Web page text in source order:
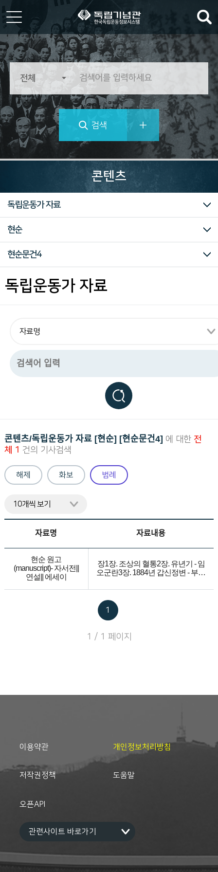
한
독
립
동
정
보
시
역
는
운
다.
검색
콘텐츠
대한민국임시정부
독립운동가 자료
마이크로필름
미주흥사단
신문자료
의병자료
재한선교사보고문건
일제강점기 피해자 명부
대한인국민회
현순
계봉우
북우계봉우자료집1
북우계봉우자료집2
김광제
김광제선생유고집
김문택
김정규
김중건
문석환
민용호
박상진
박은식
백암박은식전집5권
백암박은식전집6권
방사겸
서상렬
서재필
송병선
송종익
신채호
단재신채호전집1권
단재신채호전집2권
단재신채호전집3권
단재신채호전집4권
단재신채호전집5권
단재신채호전집6권
단재신채호전집7권
단재신채호전집8권
단재신채호전집9권
안규홍
안창호
양기탁
우강양기탁전집1권
우강양기탁전집2권
우강양기탁전집3권
우강양기탁전집4권
유자명
윤복영
윤봉춘
이강
이강훈
이관구
이동휘
이인섭
이자해
이조승
임병찬
임한주
장인환
장인환의 샌프란시스코의거 자료집Ⅰ
장인환의 샌프란시스코의거 자료집Ⅱ
전기홍
전명운
전명운의 샌프란시스코의거 자료집Ⅰ
전명운의 샌프란시스코의거 자료집Ⅱ
조창용
조희제
최두영
최재형
최재형관계자료
한길수
헐버트
현순
현순문건1
현순문건2
현순문건3
현순문건4
현순문건5
현순문건6
현순문건7
기타
현순문건4
현순문건1
현순문건2
현순문건3
현순문건4
현순문건5
현순문건6
현순문건7
독립운동가 자료
콘텐츠/독립운동가 자료 [현순] [현순문건4] 에 대한 전
체 1 건의 기사검색
해제 화보 범례
자료명 자료내용
현순 원고
(manuscript)- 자서전||
연설|| 에세이
장1장. 조상의 혈통2장. 유년기 - 임
오군란3장. 1884년 갑신정변 - 부친
향 생활5장. 1894년 갑오경장6장.
명성황후(Queen Min)시해사건 - 의
병이 되기 위한 가출 7장. 가족들의
1
1 / 1 페이지
이용약관 개인정보처리방침
저작권정책 도움말
오픈API